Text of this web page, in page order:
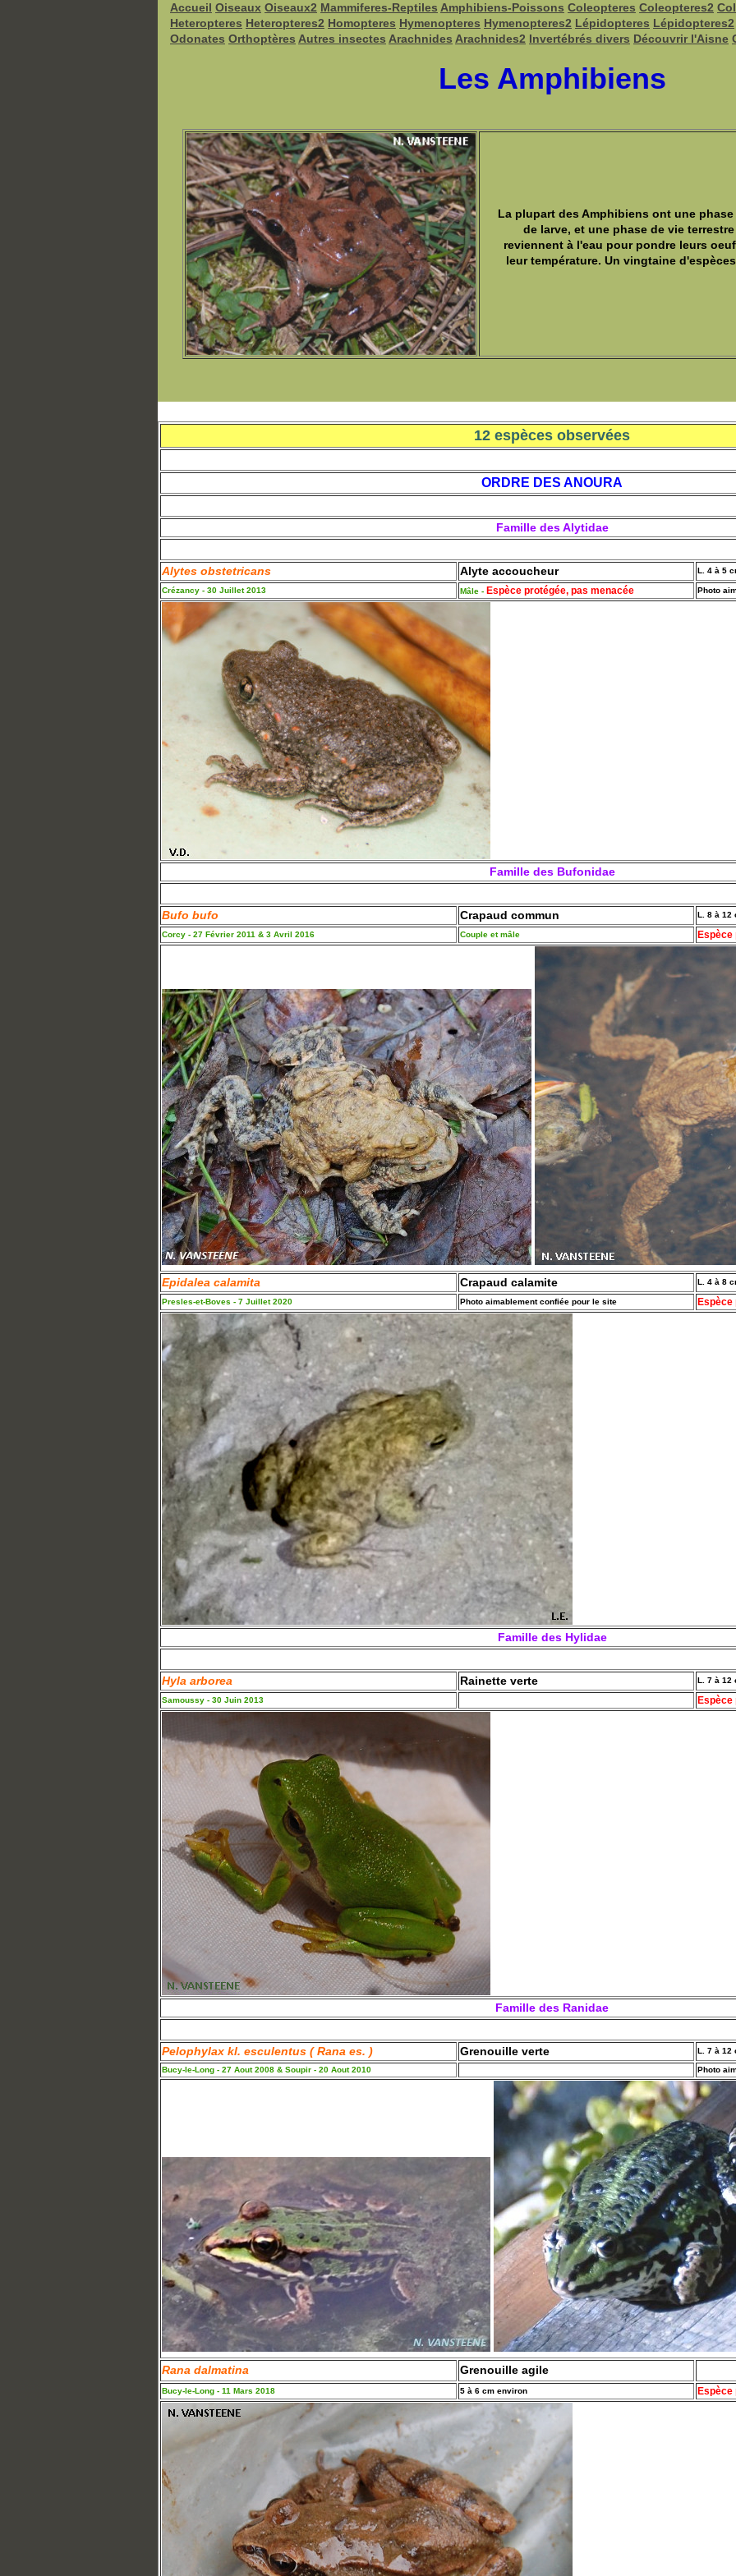
Accueil Oiseaux Oiseaux2 Mammiferes-Reptiles Amphibiens-Poissons Coleopteres Coleopteres2
Heteropteres Heteropteres2 Homopteres Hymenopteres Hymenopteres2 Lépidopteres Lépidopteres2
Odonates Orthoptères Autres insectes Arachnides Arachnides2 Invertébrés divers Découvrir l'Aisne
Les Amphibiens
La plupart des Amphibiens ont une
de larve, et une phase de vie
reviennent à l'eau pour pondre leurs
leur température. Un vingtaine
12 espèces observées
ORDRE DES ANOURA
Famille des Alytidae
Alytes obstetricans Alyte accoucheur L. 4 à 5
Crézancy - 30 Juillet 2013 Mâle - Espèce protégée, pas menacée Photo
Famille des Bufonidae
Bufo bufo Crapaud commun L. 8 à 12
Corcy - 27 Février 2011 & 3 Avril 2016 Couple et mâle Espèce
Epidalea calamita Crapaud calamite L. 4 à 8
Presles-et-Boves - 7 Juillet 2020 Photo aimablement confiée pour le site
Famille des Hylidae
Hyla arborea Rainette verte L. 7 à 12
Samoussy - 30 Juin 2013
Famille des Ranidae
Pelophylax kl. esculentus ( Rana es. ) Grenouille verte L. 7 à 12
Bucy-le-Long - 27 Aout 2008 & Soupir - 20 Aout 2010 Photo
Rana dalmatina Grenouille agile
Bucy-le-Long - 11 Mars 2018 5 à 6 cm environ Espèce